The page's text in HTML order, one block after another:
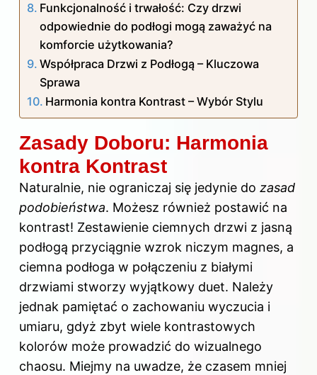
Funkcjonalność i trwałość: Czy drzwi
odpowiednie do podłogi mogą zaważyć na
komforcie użytkowania?
Współpraca Drzwi z Podłogą – Kluczowa
Sprawa
Harmonia kontra Kontrast – Wybór Stylu
Zasady Doboru: Harmonia
kontra Kontrast
Naturalnie, nie ograniczaj się jedynie do zasad
podobieństwa. Możesz również postawić na
kontrast! Zestawienie ciemnych drzwi z jasną
podłogą przyciągnie wzrok niczym magnes, a
ciemna podłoga w połączeniu z białymi
drzwiami stworzy wyjątkowy duet. Należy
jednak pamiętać o zachowaniu wyczucia i
umiaru, gdyż zbyt wiele kontrastowych
kolorów może prowadzić do wizualnego
chaosu. Miejmy na uwadze, że czasem mniej